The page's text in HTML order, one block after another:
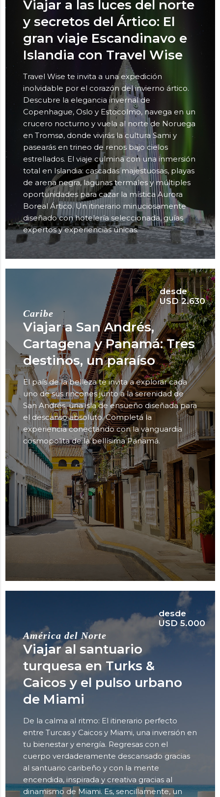
Viajar a las luces del norte
y secretos del Ártico: El
gran viaje Escandinavo e
Islandia con Travel Wise
Travel Wise te invita a una expedición
inolvidable por el corazón del invierno ártico.
Descubre la elegancia invernal de
Copenhague, Oslo y Estocolmo, navega en un
crucero nocturno y vuela al norte de Noruega
en Tromsø, donde vivirás la cultura Sami y
pasearás en trineo de renos bajo cielos
estrellados. El viaje culmina con una inmersión
total en Islandia: cascadas majestuosas, playas
de arena negra, lagunas termales y múltiples
oportunidades para cazar la mística Aurora
Boreal Ártico. Un itinerario minuciosamente
diseñado con hotelería seleccionada, guías
expertos y experiencias únicas.
desde
USD 2.630
Caribe
Viajar a San Andrés,
Cartagena y Panamá: Tres
destinos, un paraíso
El país de la belleza te invita a explorar cada
uno de sus rincones junto a la serenidad de
San Andrés, una isla de ensueño diseñada para
el descanso absoluto. Completá la
experiencia conectando con la vanguardia
cosmopolita de la bellísima Panamá.
desde
USD 5.000
América del Norte
Viajar al santuario
turquesa en Turks &
Caicos y el pulso urbano
de Miami
De la calma al ritmo: El itinerario perfecto
entre Turcas y Caicos y Miami, una inversión en
tu bienestar y energía. Regresas con el
cuerpo verdaderamente descansado gracias
al santuario caribeño y con la mente
encendida, inspirada y creativa gracias al
dinamismo de Miami. Es, sencillamente, un